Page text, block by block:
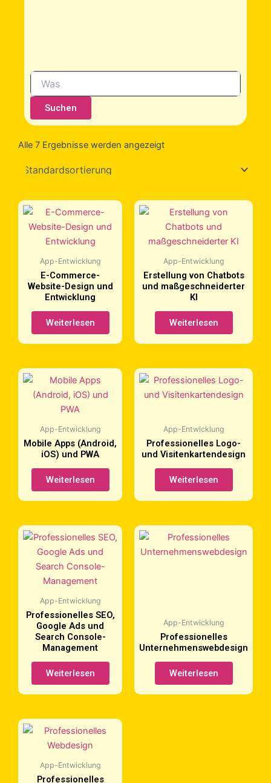
Suchen
Alle 7 Ergebnisse werden angezeigt
App-Entwicklung
E-Commerce-
Website-Design und
Entwicklung
Weiterlesen
App-Entwicklung
Erstellung von Chatbots
und maßgeschneiderter
KI
Weiterlesen
App-Entwicklung
Mobile Apps (Android,
iOS) und PWA
Weiterlesen
App-Entwicklung
Professionelles Logo-
und Visitenkartendesign
Weiterlesen
App-Entwicklung
Professionelles SEO,
Google Ads und
Search Console-
Management
Weiterlesen
App-Entwicklung
Professionelles
Unternehmenswebdesign
Weiterlesen
App-Entwicklung
Professionelles